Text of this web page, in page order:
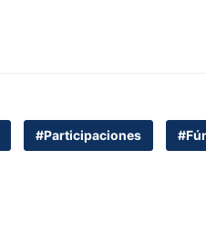
#Participaciones